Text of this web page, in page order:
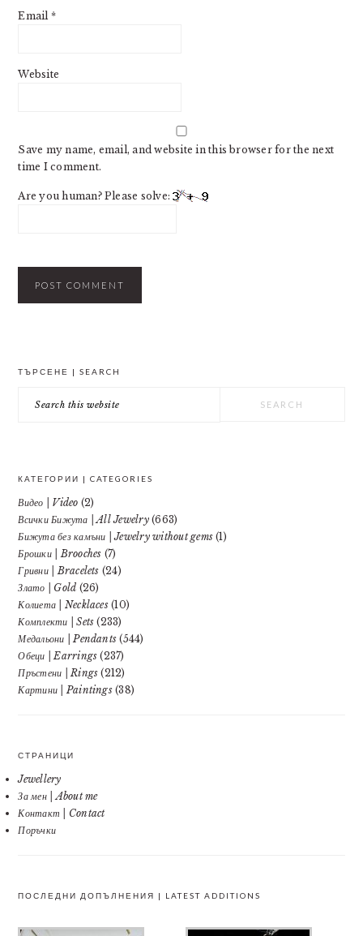
Email *
Website
Save my name, email, and website in this browser for the next
time I comment.
Are you human? Please solve:
ТЪРСЕНЕ | SEARCH
this
КАТЕГОРИИ | CATEGORIES
Видео | Video (2)
Всички Бижута | All Jewelry(663)
Бижута без камъни | Jewelry without gems (1)
Брошки | Brooches (7)
Гривни | Bracelets (24)
Злато | Gold (26)
Колиета | Necklaces(10)
Комплекти | Sets (233)
Медальони | Pendants (544)
Обеци | Earrings (237)
Пръстени | Rings (212)
Картини | Paintings(38)
СТРАНИЦИ
Jewellery
За мен | About me
Контакт | Contact
Поръчки
ПОСЛЕДНИ ДОПЪЛНЕНИЯ | LATEST ADDITIONS